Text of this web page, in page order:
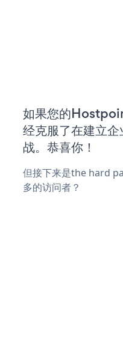
如果您的
经克服了在建立
战。恭喜你！
但接下来是the hard
多的访问者？